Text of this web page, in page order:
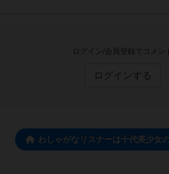
ログイン/会員登録でコメント
ログインする
わしゃがなリスナーは十代美少女